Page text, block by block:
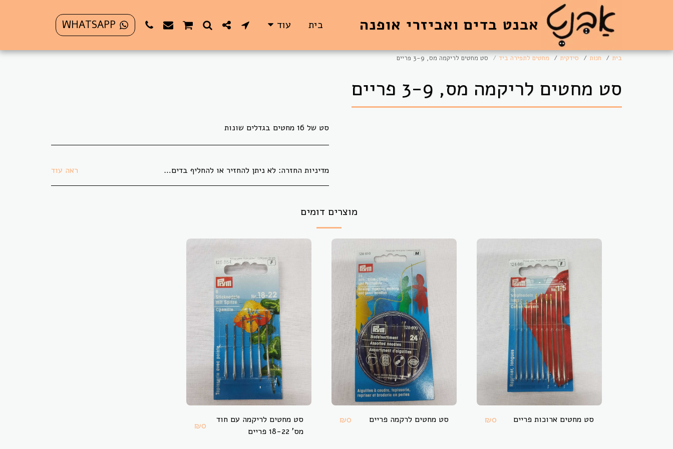
אבנט בדים ואביזרי אופנה בית עוד WHATSAPP
בית חנות סידקית מחטים לתפירה ביד סט מחטים לריקמה מס, 3-9 פריים
סט מחטים לריקמה מס, 3-9 פריים
סט של 16 מחטים בגדלים שונות
מדיניות החזרה: לא ניתן להחזיר או להחליף בדים אשר גוזרו לפי הזמנת הלקוח. בתקופת משבר הקורונה לא ניתן להחזיר או להחליף פריט כלשהו. ראה עוד
מוצרים דומים
סט מחטים ארוכות פריים ₪0 סט מחטים לרקמה פריים ₪0
סט מחטים לריקמה עם חוד
מס' 18-22 פריים
₪0